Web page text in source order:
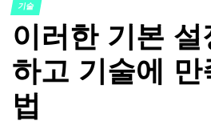
POSTED
IN
기술
이러한 기본
하고 기술에
법